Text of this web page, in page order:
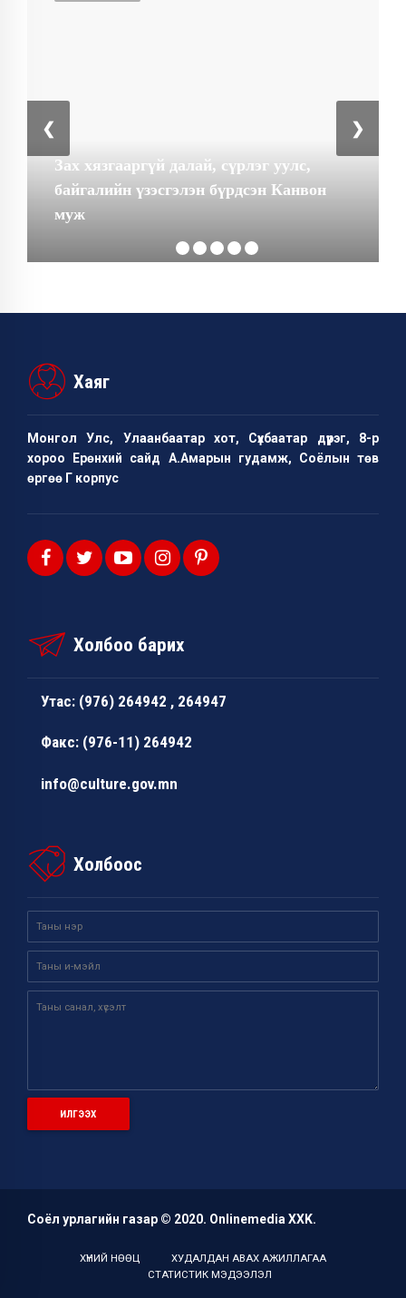
Зах хязгааргүй далай, сүрлэг уулс,
байгалийн үзэсгэлэн бүрдсэн Канвон
муж
❮ ❯
Хаяг
Монгол Улс, Улаанбаатар хот, Сүхбаатар дүүрэг, 8-р
хороо Ерөнхий сайд А.Амарын гудамж, Соёлын төв
өргөө Г корпус
Холбоо барих
Утас: (976) 264942 , 264947
Факс: (976-11) 264942
info@culture.gov.mn
Холбоос
Соёл урлагийн газар © 2020. Onlinemedia ХХK.
ХҮНИЙ НӨӨЦ
ХУДАЛДАН АВАХ АЖИЛЛАГАА
СТАТИСТИК МЭДЭЭЛЭЛ